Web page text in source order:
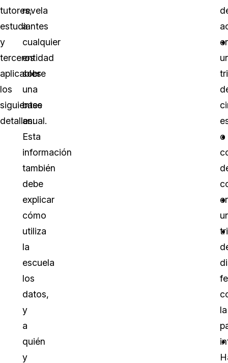
tutores,
estudiantes
y
terceros
aplicables
los
siguientes
detalles:
revela
a
cualquier
entidad
sobre
una
base
anual.
Esta
información
también
debe
explicar
cómo
utiliza
la
escuela
los
datos,
y
a
quién
y
o
la